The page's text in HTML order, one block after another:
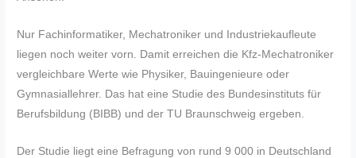
Nur Fachinformatiker, Mechatroniker und Industriekaufleute
liegen noch weiter vorn. Damit erreichen die Kfz-Mechatroniker
vergleichbare Werte wie Physiker, Bauingenieure oder
Gymnasiallehrer. Das hat eine Studie des Bundesinstituts für
Berufsbildung (BIBB) und der TU Braunschweig ergeben.
Der Studie liegt eine Befragung von rund 9 000 in Deutschland